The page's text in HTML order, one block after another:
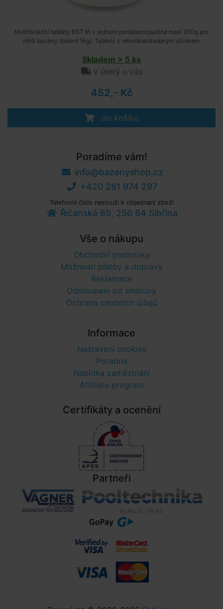
Multifunkční tablety BST tři v jednom pomalorozpustné maxi 200g pro
větší bazény (balení 1kg). Tablety s několikanásobným účinkem.
Skladem > 5 ks
v úterý u vás
452,- Kč
do košíku
Poradíme vám!
info@bazenyshop.cz
+420 281 974 297
Telefonní číslo neslouží k objednaní zboží
Říčanská 69, 250 84 Sibřina
Vše o nákupu
Obchodní podmínky
Možnosti platby a dopravy
Reklamace
Odstoupení od smlouvy
Ochrana osobních údajů
Informace
Nastavení cookies
Poradna
Nabídka zaměstnání
Affiliate program
Certifikáty a ocenění
Partneři